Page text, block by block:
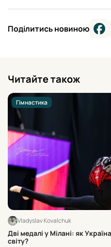
Поділитись новиною
Читайте також
Гімнастика
Vladyslav Kovalchuk
Дві медалі у Мілані: як
світу?